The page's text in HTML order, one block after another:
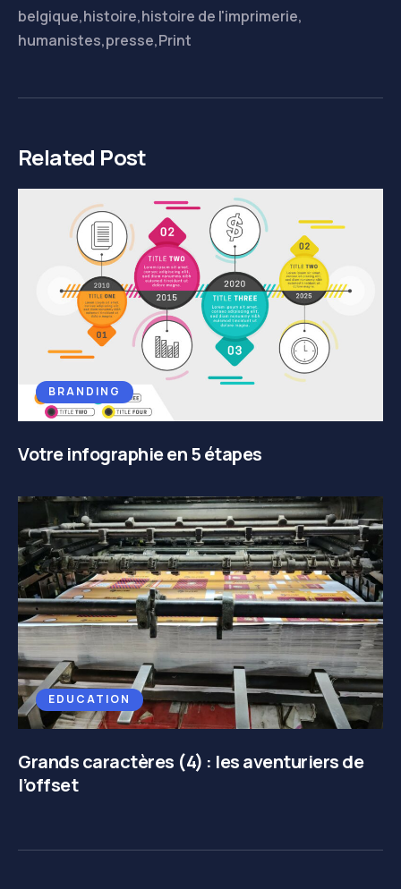
belgique,histoire,histoire de l'imprimerie,
humanistes,presse,Print
Related Post
BRANDING
Votre infographie en 5 étapes
EDUCATION
Grands caractères (4) : les aventuriers de
l’offset